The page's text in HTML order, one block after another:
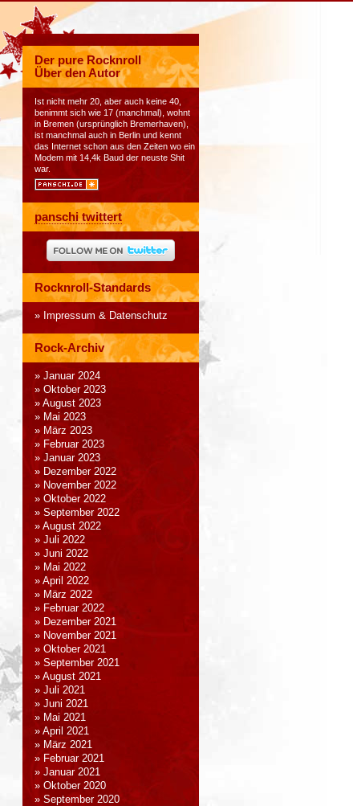
Der pure Rocknroll
Über den Autor
Ist nicht mehr 20, aber auch keine 40,
benimmt sich wie 17 (manchmal), wohnt
in Bremen (ursprünglich Bremerhaven),
ist manchmal auch in Berlin und kennt
das Internet schon aus den Zeiten wo ein
Modem mit 14,4k Baud der neuste Shit
war.
panschi twittert
Rocknroll-Standards
Impressum & Datenschutz
Rock-Archiv
Januar 2024
Oktober 2023
August 2023
Mai 2023
März 2023
Februar 2023
Januar 2023
Dezember 2022
November 2022
Oktober 2022
September 2022
August 2022
Juli 2022
Juni 2022
Mai 2022
April 2022
März 2022
Februar 2022
Dezember 2021
November 2021
Oktober 2021
September 2021
August 2021
Juli 2021
Juni 2021
Mai 2021
April 2021
März 2021
Februar 2021
Januar 2021
Oktober 2020
September 2020